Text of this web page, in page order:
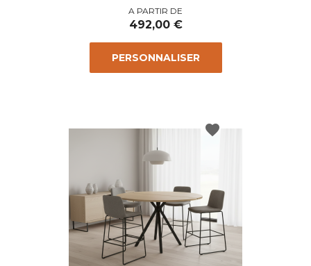
Prix
A PARTIR DE
492,00 €
PERSONNALISER
favorite